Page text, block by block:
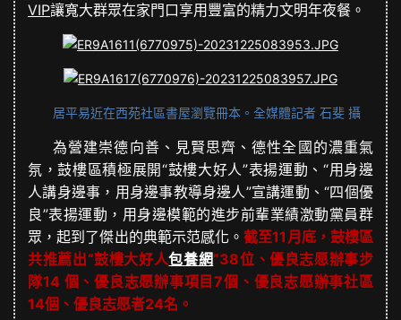
VIP讓寬大群眾在家門口享用豐富的精力文明年夜餐。
居平易近在西苑社區書屋瀏覽冊本。全媒體記者 石斐 攝
為營建崇德向善、見賢思齊、德性全國的濃重氣
氛，鼓樓區積極展開“鼓樓大好人”表揚運動、“用身邊
人講身邊事，用身邊事教導身邊人”宣講運動、“四個優
良”表揚運動，用身邊模範的進步前輩業績激動黨員群
眾，起到了傑出的典範示范感化。截至11月底，鼓樓區
共推薦出“鼓樓大好人包養網”38位、優良志愿辦事步
隊14 個、優良志愿辦事項目7個、優良志愿辦事社區
14個、優良志愿者24名。